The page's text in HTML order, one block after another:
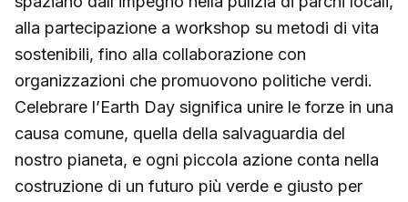
alla partecipazione a workshop su metodi di vita
sostenibili, fino alla collaborazione con
organizzazioni che promuovono politiche verdi.
Celebrare l’Earth Day significa unire le forze in una
causa comune, quella della salvaguardia del
nostro pianeta, e ogni piccola azione conta nella
costruzione di un futuro più verde e giusto per